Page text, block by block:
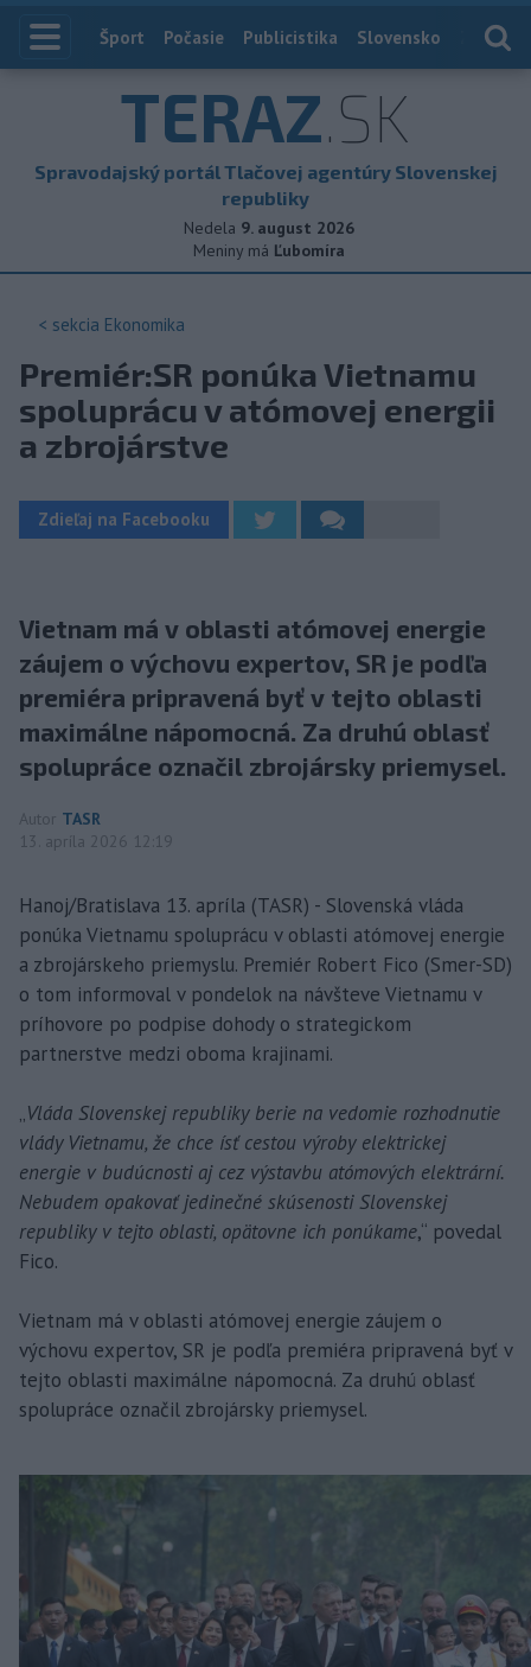
Index
Šport Počasie Publicistika Slovensko
TERAZ.SK
Spravodajský portál Tlačovej agentúry Slovenskej
republiky
Nedela 9. august 2026
Meniny má Ľubomíra
< sekcia Ekonomika
Premiér:SR ponúka Vietnamu
spoluprácu v atómovej energii
a zbrojárstve
Zdieľaj na Facebooku
Vietnam má v oblasti atómovej energie
záujem o výchovu expertov, SR je podľa
premiéra pripravená byť v tejto oblasti
maximálne nápomocná. Za druhú oblasť
spolupráce označil zbrojársky priemysel.
Autor TASR
13. apríla 2026 12:19
Hanoj/Bratislava 13. apríla (TASR) - Slovenská vláda
ponúka Vietnamu spoluprácu v oblasti atómovej energie
a zbrojárskeho priemyslu. Premiér Robert Fico (Smer-SD)
o tom informoval v pondelok na návšteve Vietnamu v
príhovore po podpise dohody o strategickom
partnerstve medzi oboma krajinami.
„Vláda Slovenskej republiky berie na vedomie rozhodnutie
vlády Vietnamu, že chce ísť cestou výroby elektrickej
energie v budúcnosti aj cez výstavbu atómových elektrární.
Nebudem opakovať jedinečné skúsenosti Slovenskej
republiky v tejto oblasti, opätovne ich ponúkame,“ povedal
Fico.
Vietnam má v oblasti atómovej energie záujem o
výchovu expertov, SR je podľa premiéra pripravená byť v
tejto oblasti maximálne nápomocná. Za druhú oblasť
spolupráce označil zbrojársky priemysel.